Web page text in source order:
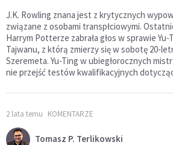
J.K. Rowling znana jest z krytycznych
związane z osobami transpłciowymi.
Harrym Potterze zabrała głos w sprawie Yu-
Tajwanu, z którą zmierzy się w sobotę 20-
Szeremeta. Yu-Ting w ubiegłorocznych
nie przejść testów kwalifikacyjnych
2 lata temu KOMENTARZE
Tomasz P. Terlikowski